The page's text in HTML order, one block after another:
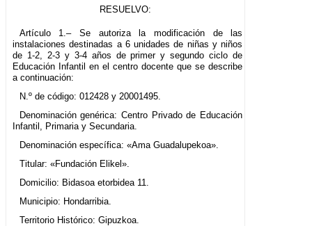
RESUELVO:
Artículo 1.– Se autoriza la modificación de las
instalaciones destinadas a 6 unidades de niñas y niños
de 1-2, 2-3 y 3-4 años de primer y segundo ciclo de
Educación Infantil en el centro docente que se describe
a continuación:
N.º de código: 012428 y 20001495.
Denominación genérica: Centro Privado de Educación
Infantil, Primaria y Secundaria.
Denominación específica: «Ama Guadalupekoa».
Titular: «Fundación Elikel».
Domicilio: Bidasoa etorbidea 11.
Municipio: Hondarribia.
Territorio Histórico: Gipuzkoa.